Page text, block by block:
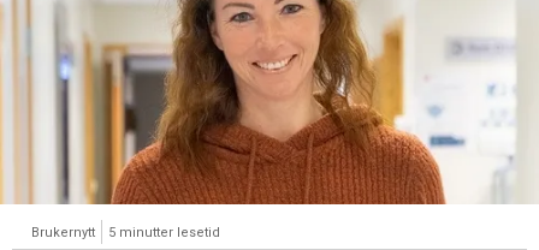
Brukernytt 5 minutter lesetid